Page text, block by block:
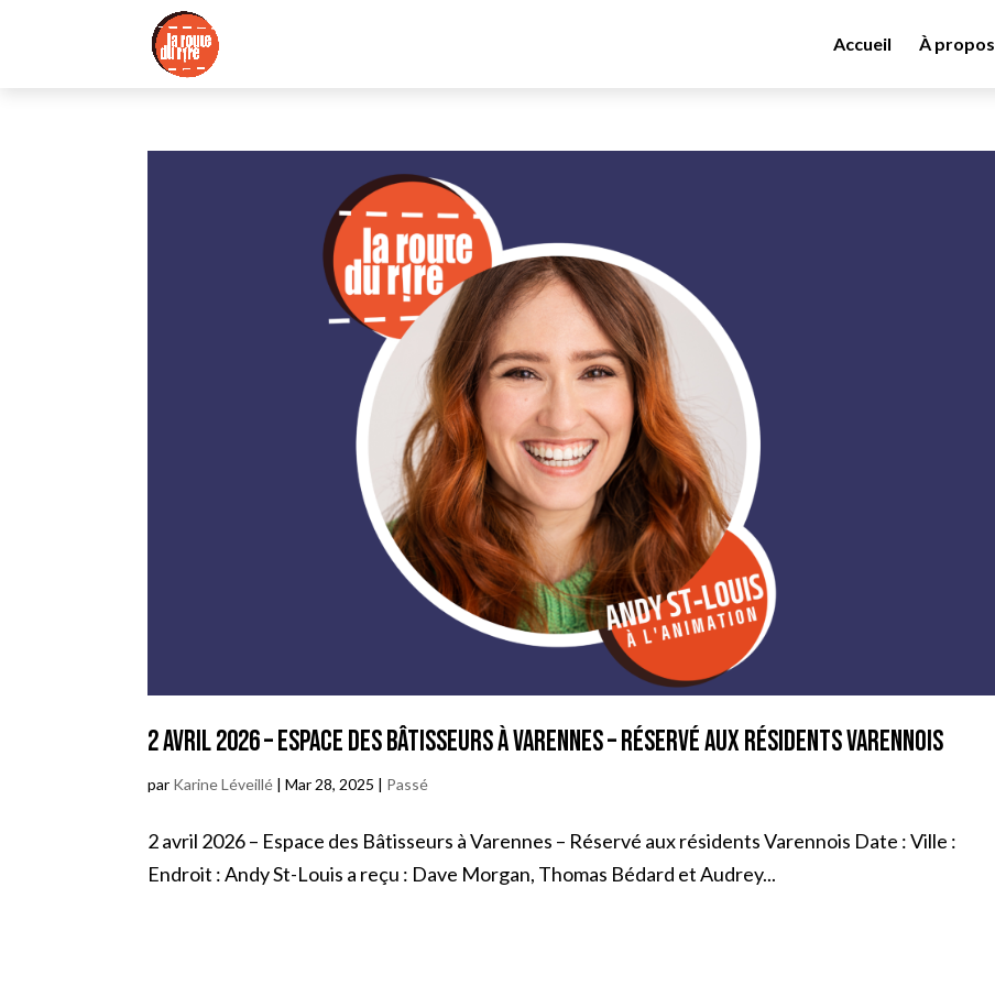
Accueil À propos
2 avril 2026 – Espace des Bâtisseurs à Varennes – Réservé aux résidents Varennois
par Karine Léveillé |Mar 28, 2025 | Passé
2 avril 2026 – Espace des Bâtisseurs à Varennes – Réservé aux résidents Varennois Date : Ville :
Endroit : Andy St-Louis a reçu : Dave Morgan, Thomas Bédard et Audrey...